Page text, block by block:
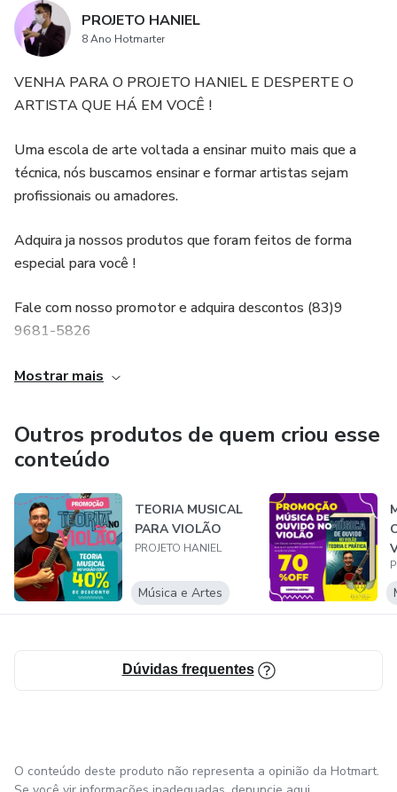
A ESCALA MAIOR 28
MONTANDO ESCALAS MAIORES 30
COMO MEMORIZAR AS ESCALAS 40
HARMONIA, MELODIA E RITMO 42
CONSTRUÇÃO DE ACORDES 44
ACORDES MENORES 48
ACORDES AUMENTADOS 49
ACORDES SUSPENSOS 50
Exercício teórico 51
Consonâncias e Dissonâncias 53
PROJETO HANIEL
8 Ano Hotmarter
VENHA PARA O PROJETO HANIEL E DESPERTE O
ARTISTA QUE HÁ EM VOCÊ !
Uma escola de arte voltada a ensinar muito mais que a
técnica, nós buscamos ensinar e formar artistas sejam
profissionais ou amadores.
Adquira ja nossos produtos que foram feitos de forma
especial para você !
Fale com nosso promotor e adquira descontos (83)9
9681-5826
Acesse nosso site: https://projetohaniel.com/
https://www.instagram.com/projetohaniel/
https://www.youtube.com/c/ProjetoHaniel
Mostrar mais
Outros produtos de quem criou esse
conteúdo
TEORIA MUSICAL
PARA VIOLÃO
PROJETO HANIEL
Música e Artes
Dúvidas frequentes
O conteúdo deste produto não representa a opinião da Hotmart.